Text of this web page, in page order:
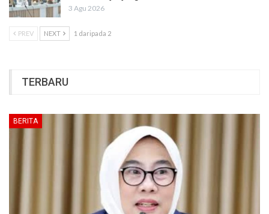
3 Agu 2026
PREV NEXT 1 daripada 2
TERBARU
BERITA